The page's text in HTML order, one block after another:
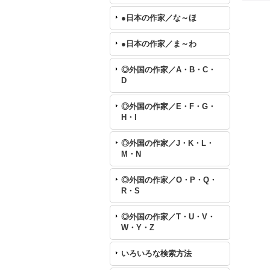
●日本の作家／な～ほ
●日本の作家／ま～わ
◎外国の作家／A・B・C・
D
◎外国の作家／E・F・G・
H・I
◎外国の作家／J・K・L・
M・N
◎外国の作家／O・P・Q・
R・S
◎外国の作家／T・U・V・
W・Y・Z
いろいろな検索方法